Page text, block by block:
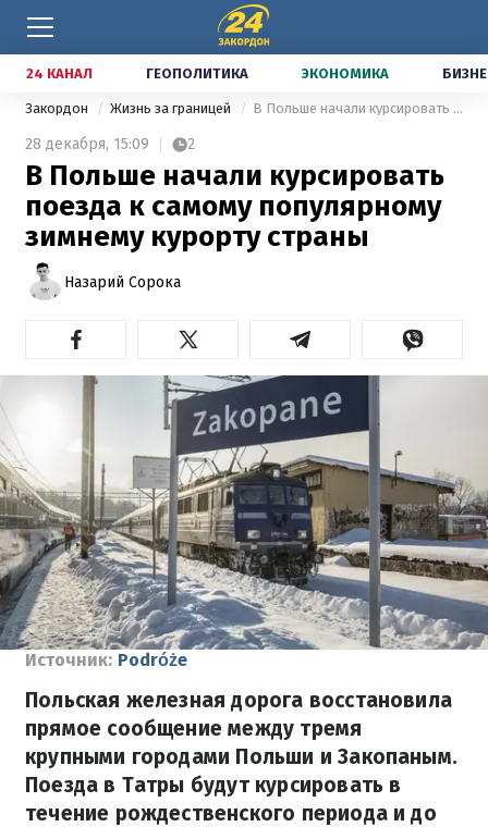
24 КАНАЛ ГЕОПОЛИТИКА ЭКОНОМИКА
Закордон Жизнь за границей В Польше начали курсировать поезда к самому популярному зимнему курорту страны
28 декабря, 15:09 2
В Польше начали курсировать
поезда к самому популярному
зимнему курорту страны
Назарий Сорока
Источник: Podróże
Польская железная дорога восстановила
прямое сообщение между тремя
крупными городами Польши и Закопаным.
Поезда в Татры будут курсировать в
течение рождественского периода и до